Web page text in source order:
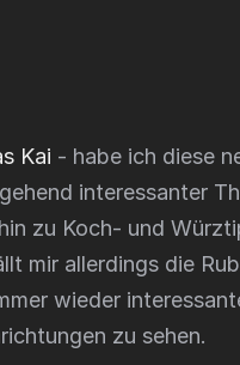
Kai - habe ich diese
interessanter
zu Koch- und
mir allerdings die
wieder
zu sehen.